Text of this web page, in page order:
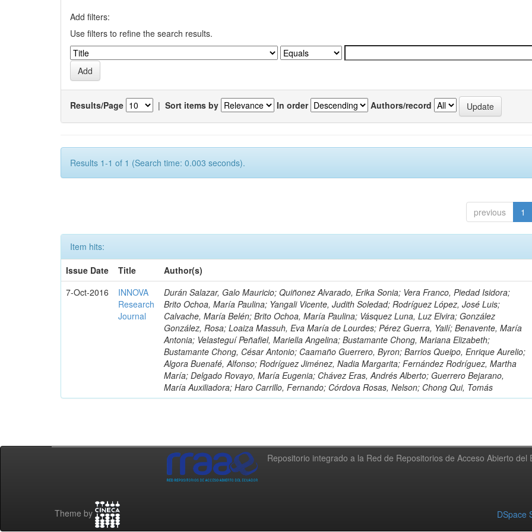
Add filters:
Use filters to refine the search results.
Results/Page | Sort items by In order Authors/record
Results 1-1 of 1 (Search time: 0.003 seconds).
previous 1
Item hits:
Issue Date
Title
Author(s)
7-Oct-2016
INNOVA
Research
Journal
Durán Salazar, Galo Mauricio; Quiñonez Alvarado, Erika Sonia; Vera Franco, Piedad Isidora;
Brito Ochoa, María Paulina; Yangali Vicente, Judith Soledad; Rodríguez López, José Luis;
Calvache, María Belén; Brito Ochoa, María Paulina; Vásquez Luna, Luz Elvira; González
González, Rosa; Loaiza Massuh, Eva María de Lourdes; Pérez Guerra, Yailí; Benavente, María
Antonia; Velasteguí Peñafiel, Mariella Angelina; Bustamante Chong, Mariana Elizabeth;
Bustamante Chong, César Antonio; Caamaño Guerrero, Byron; Barrios Queipo, Enrique Aurelio;
Algora Buenafé, Alfonso; Rodríguez Jiménez, Nadia Margarita; Fernández Rodríguez, Martha
María; Delgado Rovayo, María Eugenia; Chávez Eras, Andrés Alberto; Guerrero Bejarano,
María Auxiliadora; Haro Carrillo, Fernando; Córdova Rosas, Nelson; Chong Qui, Tomás
Repositorio integrado a la Red de Repositorios de Acceso Abierto del
Theme by DSpace